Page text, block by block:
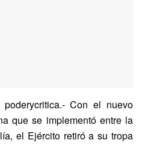
Con el nuevo
que se implementó entre la
el Ejército retiró a su tropa